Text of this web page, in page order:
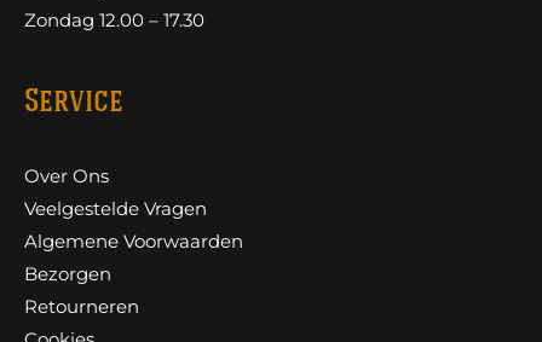
Zondag 12.00 – 17.30
Service
Over Ons
Veelgestelde Vragen
Algemene Voorwaarden
Bezorgen
Retourneren